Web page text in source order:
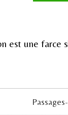
est une farce